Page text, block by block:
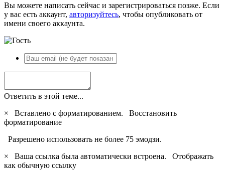
Вы можете написать сейчас и зарегистрироваться позже. Если
у вас есть аккаунт, авторизуйтесь, чтобы опубликовать от
имени своего аккаунта.
Ответить в этой теме...
×
Вставлено с форматированием. Восстановить
форматирование
Разрешено использовать не более 75 эмодзи.
×
Ваша ссылка была автоматически встроена. Отображать
как обычную ссылку